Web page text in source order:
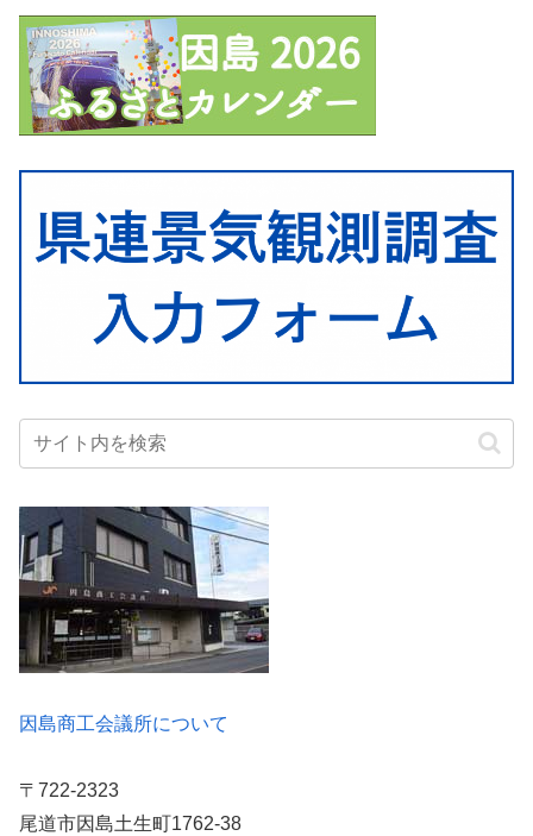
因島商工会議所について
〒722-2323
尾道市因島土生町1762-38